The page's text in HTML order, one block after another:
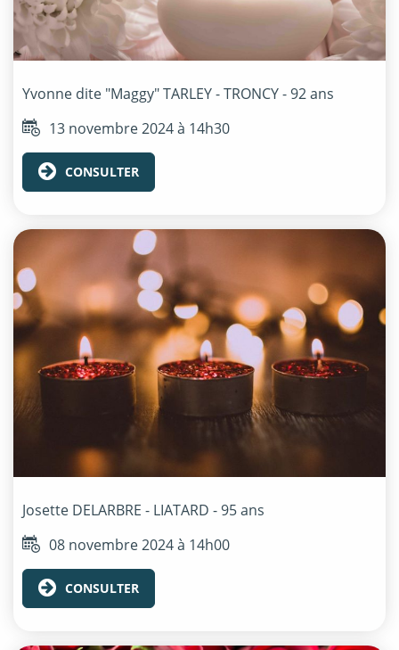
Yvonne dite "Maggy"TARLEY - TRONCY- 92 ans
13 novembre 2024 à 14h30
CONSULTER
Josette DELARBRE - LIATARD - 95 ans
08 novembre 2024 à 14h00
CONSULTER